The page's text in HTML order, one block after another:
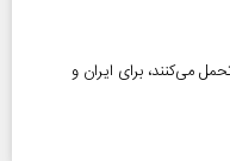
می‌کنند، برای ایران و